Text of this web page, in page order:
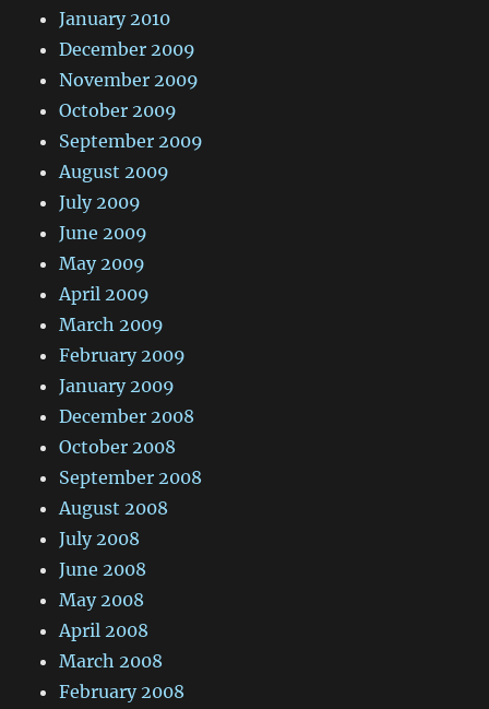
January 2010
December 2009
November 2009
October 2009
September 2009
August 2009
July 2009
June 2009
May 2009
April 2009
March 2009
February 2009
January 2009
December 2008
October 2008
September 2008
August 2008
July 2008
June 2008
May 2008
April 2008
March 2008
February 2008